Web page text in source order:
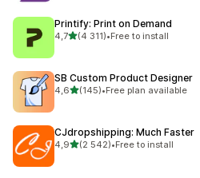
Printify: Print on Demand
4,7z 5 hvězd
(4 311)
Celkový počet recenzí: 4311
•Free to install
SB Custom Product Designer
4,6z 5 hvězd
(145)
Celkový počet recenzí: 145
•Free plan available
CJdropshipping: Much Faster
4,9z 5 hvězd
(2 542)
Celkový počet recenzí: 2542
•Free to install